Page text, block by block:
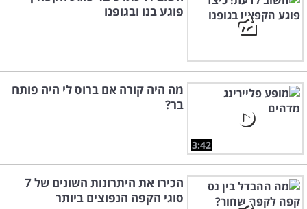
פוגע בנו ובגופנו
3:42
מה היה קורה אם ברוס לי היה פותח
בר?
הכירו את היתרונות השונים של 7
סוגי הקפה הנפוצים ביותר